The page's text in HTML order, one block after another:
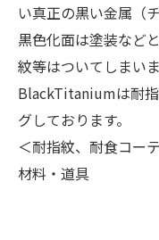
い真正の黒い金属（
黒色化面は塗装など
紋等はついてしまい
BlackTitaniumは耐
グしております。
＜耐指紋、耐食コー
材料・道具